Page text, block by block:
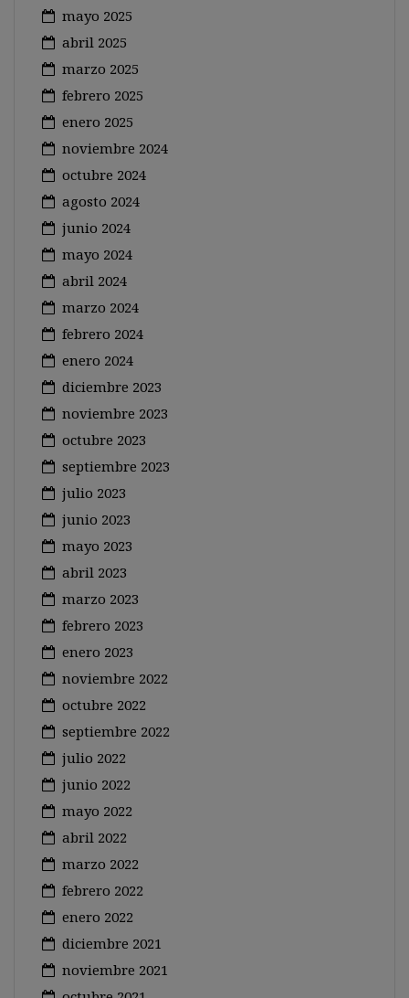
mayo 2025
abril 2025
marzo 2025
febrero 2025
enero 2025
noviembre 2024
octubre 2024
agosto 2024
junio 2024
mayo 2024
abril 2024
marzo 2024
febrero 2024
enero 2024
diciembre 2023
noviembre 2023
octubre 2023
septiembre 2023
julio 2023
junio 2023
mayo 2023
abril 2023
marzo 2023
febrero 2023
enero 2023
noviembre 2022
octubre 2022
septiembre 2022
julio 2022
junio 2022
mayo 2022
abril 2022
marzo 2022
febrero 2022
enero 2022
diciembre 2021
noviembre 2021